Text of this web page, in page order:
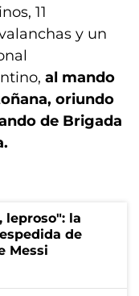
11
y un
al mando
oriundo
de Brigada
leproso": la
de
Messi